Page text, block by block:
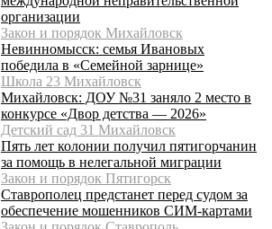
организации
Закон и порядок Михайловск
Невинномысск: семья Ивановых
победила в «Семейной зарнице»
Школа 23 Михайловск
Михайловск: ДОУ №31 заняло 2 место в
конкурсе «Двор детства — 2026»
Детский сад 31 Михайловск
Пять лет колонии получил пятигорчанин
за помощь в нелегальной миграции
Закон и порядок Пятигорск
Ставрополец предстанет перед судом за
обеспечение мошенников СИМ-картами